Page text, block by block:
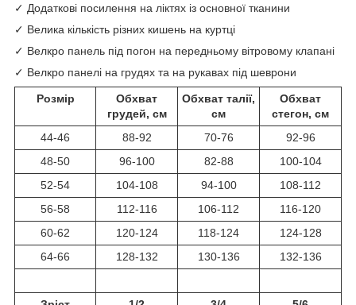
✓ Додаткові посилення на ліктях із основної тканини
✓ Велика кількість різних кишень на куртці
✓ Велкро панель під погон на передньому вітровому клапані
✓ Велкро панелі на грудях та на рукавах під шеврони
Розмір
Обхват
грудей, см
Обхват талії,
см
Обхват
стегон, см
44-46
88-92 70-76
92-96
48-50
96-100 82-88
100-104
52-54
104-108 94-100
108-112
56-58
112-116 106-112
116-120
60-62
120-124 118-124
124-128
64-66
128-132 130-136 132-136